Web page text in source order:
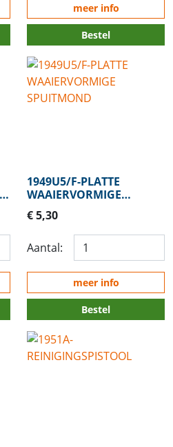
meer info
Bestel
1949U5/F-PLATTE
WAAIERVORMIGE
SPUITMOND
€ 5,30
Aantal:
meer info
Bestel